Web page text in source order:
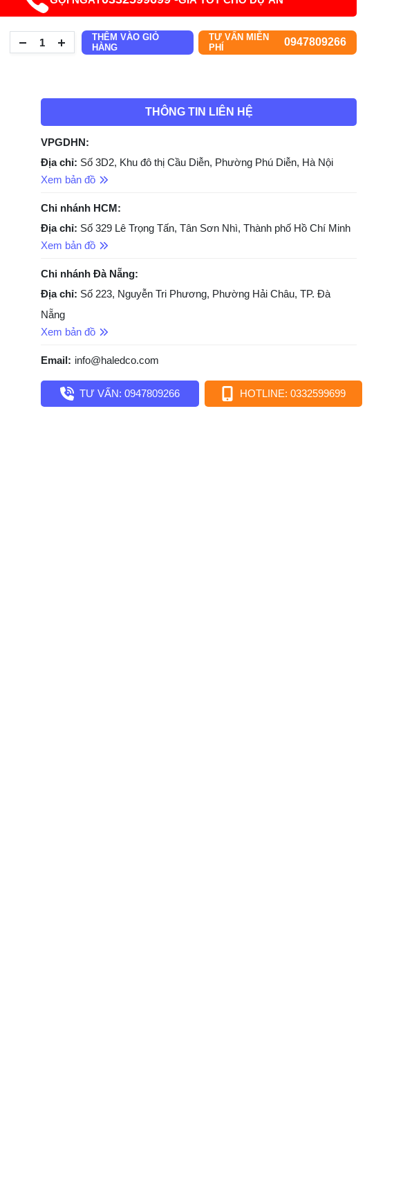
THÊM VÀO GIỎ
HÀNG
TƯ VẤN MIỄN
PHÍ
0947809266
THÔNG TIN LIÊN HỆ
VPGDHN:
Địa chỉ: Số 3D2, Khu đô thị Cầu Diễn, Phường Phú Diễn, Hà Nội
Xem bản đồ
Chi nhánh HCM:
Địa chỉ: Số 329 Lê Trọng Tấn, Tân Sơn Nhì, Thành phố Hồ Chí Minh
Xem bản đồ
Chi nhánh Đà Nẵng:
Địa chỉ: Số 223, Nguyễn Tri Phương, Phường Hải Châu, TP. Đà
Nẵng
Xem bản đồ
Email: info@haledco.com
TƯ VẤN: 0947809266 HOTLINE: 0332599699